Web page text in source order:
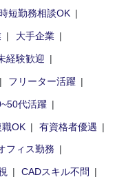
短勤務相談OK
大手企業
経験歓迎
フリーター活躍
代活躍
職OK
有資格者優遇
フィス勤務
CADスキル不問